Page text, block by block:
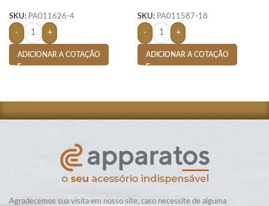
SKU: PA011626-4
- +
ADICIONAR A COTAÇÃO
SKU: PA011587-18
- +
ADICIONAR A COTAÇÃO
Agradecemos sua visita em nosso site, caso necessite de alguma